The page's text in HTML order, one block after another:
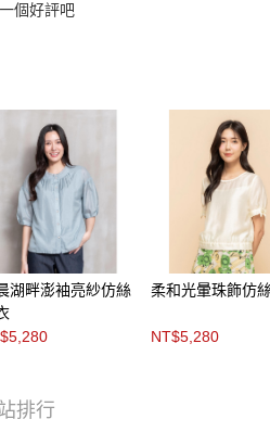
個好評吧
湖畔澎袖亮紗仿絲
柔和光暈珠飾仿
NT$5,280
排行